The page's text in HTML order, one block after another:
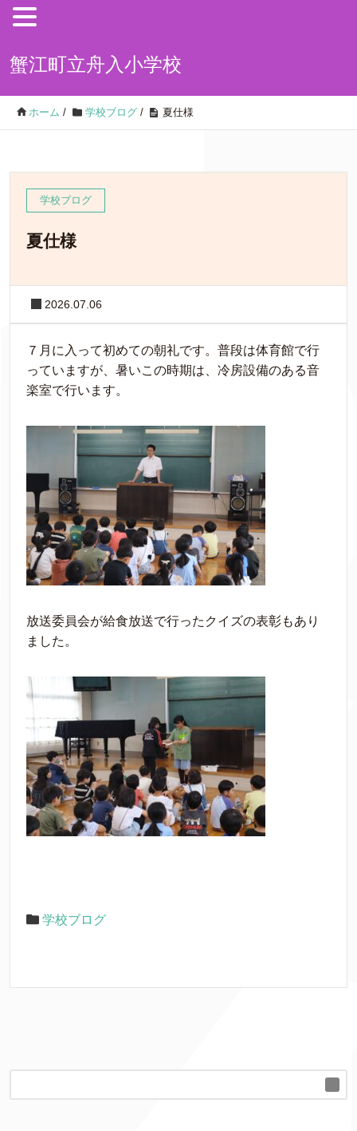
蟹江町立舟入小学校
ホーム / 学校ブログ / 夏仕様
学校ブログ
夏仕様
2026.07.06
７月に入って初めての朝礼です。普段は体育館で行
っていますが、暑いこの時期は、冷房設備のある音
楽室で行います。
放送委員会が給食放送で行ったクイズの表彰もあり
ました。
学校ブログ